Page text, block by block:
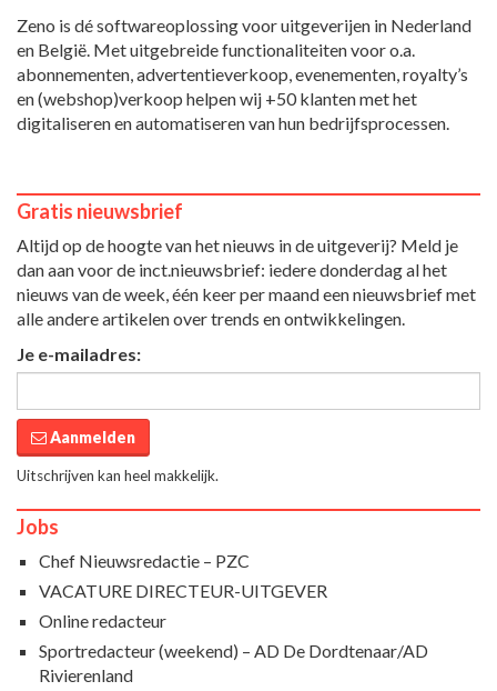
Zeno is dé softwareoplossing voor uitgeverijen in Nederland
en België. Met uitgebreide functionaliteiten voor o.a.
abonnementen, advertentieverkoop, evenementen, royalty’s
en (webshop)verkoop helpen wij +50 klanten met het
digitaliseren en automatiseren van hun bedrijfsprocessen.
Gratis nieuwsbrief
Altijd op de hoogte van het nieuws in de uitgeverij? Meld je
dan aan voor de inct.nieuwsbrief: iedere donderdag al het
nieuws van de week, één keer per maand een nieuwsbrief met
alle andere artikelen over trends en ontwikkelingen.
Je e-mailadres:
Aanmelden
Uitschrijven kan heel makkelijk.
Jobs
Chef Nieuwsredactie – PZC
VACATURE DIRECTEUR-UITGEVER
Online redacteur
Sportredacteur (weekend) – AD De Dordtenaar/AD
Rivierenland